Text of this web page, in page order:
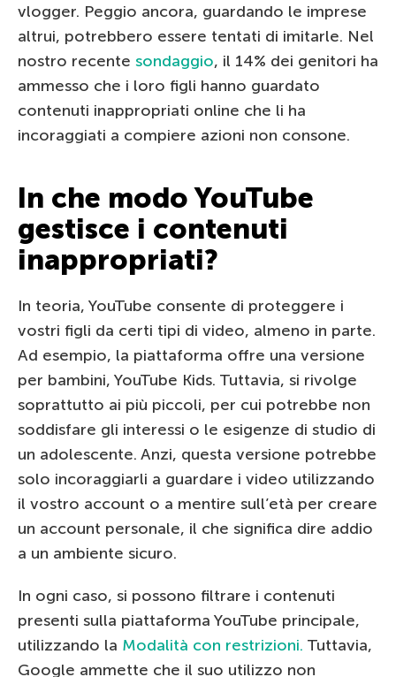
vlogger. Peggio ancora, guardando le imprese
altrui, potrebbero essere tentati di imitarle. Nel
nostro recente sondaggio, il 14% dei genitori ha
ammesso che i loro figli hanno guardato
contenuti inappropriati online che li ha
incoraggiati a compiere azioni non consone.
In che modo YouTube
gestisce i contenuti
inappropriati?
In teoria, YouTube consente di proteggere i
vostri figli da certi tipi di video, almeno in parte.
Ad esempio, la piattaforma offre una versione
per bambini, YouTube Kids. Tuttavia, si rivolge
soprattutto ai più piccoli, per cui potrebbe non
soddisfare gli interessi o le esigenze di studio di
un adolescente. Anzi, questa versione potrebbe
solo incoraggiarli a guardare i video utilizzando
il vostro account o a mentire sull’età per creare
un account personale, il che significa dire addio
a un ambiente sicuro.
In ogni caso, si possono filtrare i contenuti
presenti sulla piattaforma YouTube principale,
utilizzando la Modalità con restrizioni. Tuttavia,
Google ammette che il suo utilizzo non